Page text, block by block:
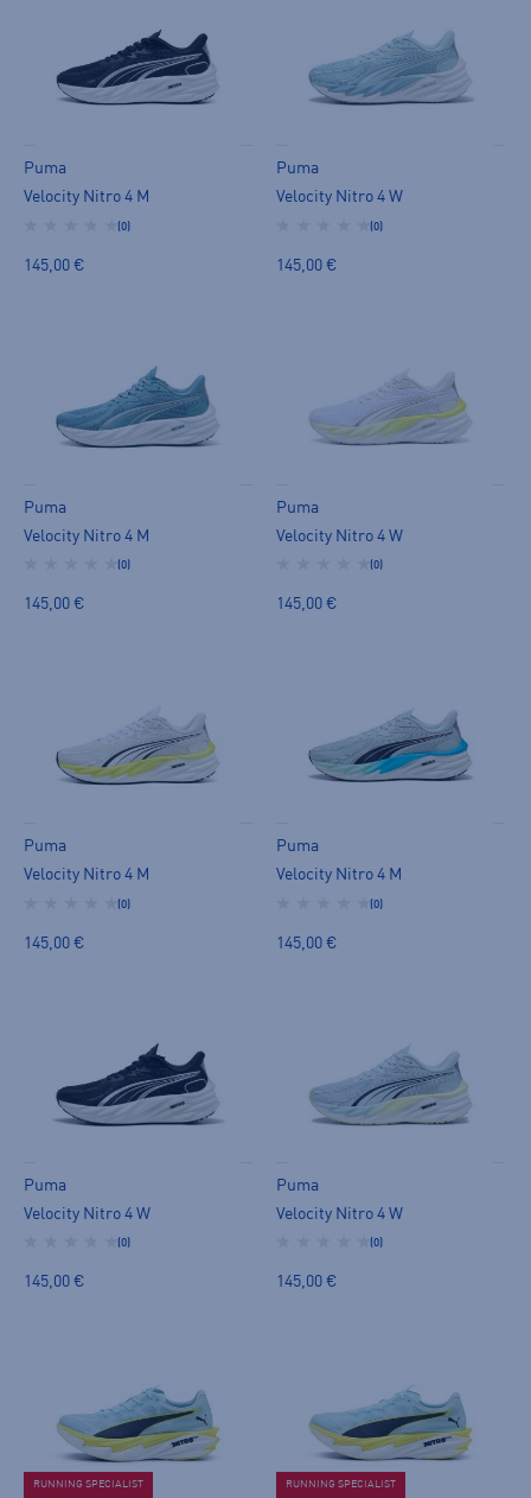
Puma
Velocity Nitro 4 M
(0)
145,00 €
Puma
Velocity Nitro 4 W
(0)
145,00 €
Puma
Velocity Nitro 4 M
(0)
145,00 €
Puma
Velocity Nitro 4 W
(0)
145,00 €
Puma
Velocity Nitro 4 M
(0)
145,00 €
Puma
Velocity Nitro 4 M
(0)
145,00 €
Puma
Velocity Nitro 4 W
(0)
145,00 €
Puma
Velocity Nitro 4 W
(0)
145,00 €
RUNNING SPECIALIST RUNNING SPECIALIST